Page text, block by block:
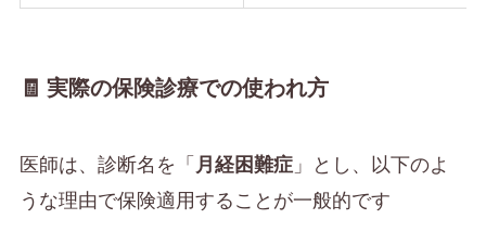
🧾 実際の保険診療での使われ方
医師は、診断名を「月経困難症」とし、以下のよ
うな理由で保険適用することが一般的です